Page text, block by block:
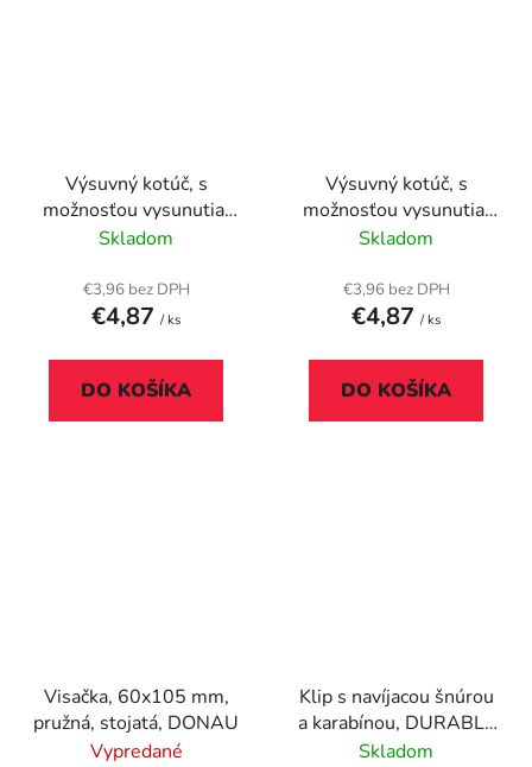
Výsuvný kotúč, s
možnosťou vysunutia,
so svorkou, DURABLE
Skladom
€3,96 bez DPH
€4,87 / ks
DO KOŠÍKA
Výsuvný kotúč, s
možnosťou vysunutia,
so svorkou, DURABLE
Skladom
€3,96 bez DPH
€4,87 / ks
DO KOŠÍKA
Visačka, 60x105 mm,
pružná, stojatá, DONAU
Vypredané
Klip s navíjacou šnúrou
a karabínou, DURABLE
"Extra strong", biela
Skladom